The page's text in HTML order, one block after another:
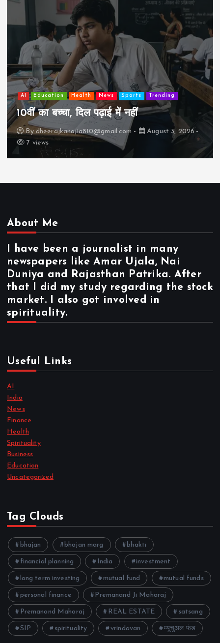
AI Education Lifestyle Mutual fund society Travel
झुग्गी में रहने वाला 10,000 कमाने वाले का बच्चा
कैसे “बड़ा आदमी” बन सकता है?
By dheerajkanojia810@gmail.com
August 2, 2026
17 views
About Me
I have been a journalist in many
newspapers like Amar Ujala, Nai
Duniya and Rajasthan Patrika. After
that I did my study regarding the stock
market. I also got involved in
spirituality.
Useful Links
AI
India
News
Finance
Health
Spirituality
Business
Education
Uncategorized
Tag Clouds
bhajan bhajan marg bhakti
financial planning India investment
long term investing mutual fund mutual funds
personal finance Premanand Ji Maharaj
Premanand Maharaj REAL ESTATE satsang
SIP spirituality vrindavan म्यूचुअल फंड